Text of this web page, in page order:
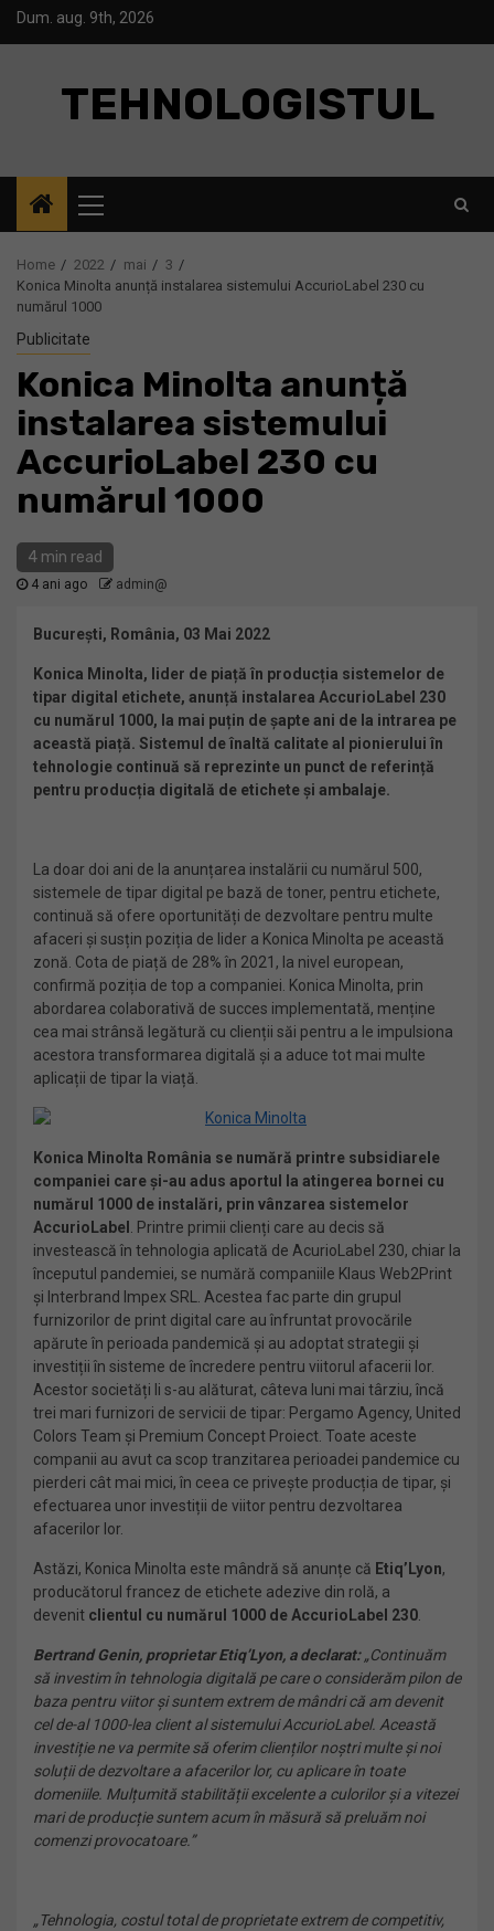
SkipDum. aug. 9th, 2026
TEHNOLOGISTUL
Menu
Home 2022 mai
3
Konica Minolta anunță instalarea sistemului AccurioLabel 230 cu
numărul 1000
Publicitate
Konica Minolta anunță
instalarea sistemului
AccurioLabel 230 cu
numărul 1000
4 min read
4 ani ago admin@
București, România, 03 Mai 2022
Konica Minolta, lider de piață în producția sistemelor de
tipar digital etichete, anunță instalarea AccurioLabel 230
cu numărul 1000, la mai puțin de șapte ani de la intrarea pe
această piață. Sistemul de înaltă calitate al pionierului în
tehnologie continuă să reprezinte un punct de referință
pentru producția digitală de etichete și ambalaje.
La doar doi ani de la anunțarea instalării cu numărul 500,
sistemele de tipar digital pe bază de toner, pentru etichete,
continuă să ofere oportunități de dezvoltare pentru multe
afaceri și susțin poziția de lider a Konica Minolta pe această
zonă. Cota de piață de 28% în 2021, la nivel european,
confirmă poziția de top a companiei. Konica Minolta, prin
abordarea colaborativă de succes implementată, menține
cea mai strânsă legătură cu clienții săi pentru a le impulsiona
acestora transformarea digitală și a aduce tot mai multe
aplicații de tipar la viață.
Konica Minolta România se numără printre subsidiarele
companiei care și-au adus aportul la atingerea bornei cu
numărul 1000 de instalări, prin vânzarea sistemelor
AccurioLabel
. Printre primii clienți care au decis să
investească în tehnologia aplicată de AcurioLabel 230, chiar la
începutul pandemiei, se numără companiile Klaus Web2Print
și Interbrand Impex SRL. Acestea fac parte din grupul
furnizorilor de print digital care au înfruntat provocările
apărute în perioada pandemică și au adoptat strategii și
investiții în sisteme de încredere pentru viitorul afacerii lor.
Acestor societăți li s-au alăturat, câteva luni mai târziu, încă
trei mari furnizori de servicii de tipar: Pergamo Agency, United
Colors Team și Premium Concept Proiect. Toate aceste
companii au avut ca scop tranzitarea perioadei pandemice cu
pierderi cât mai mici, în ceea ce privește producția de tipar, și
efectuarea unor investiții de viitor pentru dezvoltarea
afacerilor lor.
Astăzi, Konica Minolta este mândră să anunțe că Etiq’Lyon,
producătorul francez de etichete adezive din rolă, a
devenit clientul cu numărul 1000 de AccurioLabel 230
Bertrand Genin, proprietar Etiq’Lyon, a declarat:„Continuăm
să investim în tehnologia digitală pe care o considerăm pilon de
baza pentru viitor și suntem extrem de mândri că am devenit
cel de-al 1000-lea client al sistemului AccurioLabel. Această
investiție ne va permite să oferim clienților noștri multe și noi
soluții de dezvoltare a afacerilor lor, cu aplicare în toate
domeniile. Mulțumită stabilității excelente a culorilor și a vitezei
mari de producție suntem acum în măsură să preluăm noi
comenzi provocatoare.”
„Tehnologia, costul total de proprietate extrem de competitiv,